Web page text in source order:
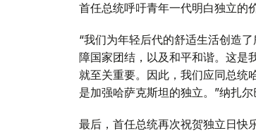
首任总统呼吁青年一代明白独立的
“我们为年轻后代的舒适生活创造
障国家团结，以及和平和谐。这是
就至关重要。因此，我们应同总统
是加强哈萨克斯坦的独立。”纳扎尔
最后，首任总统再次祝贺独立日快乐